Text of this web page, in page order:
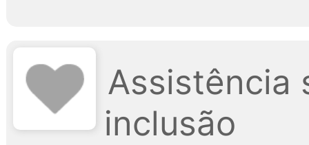
Assistência
inclusão